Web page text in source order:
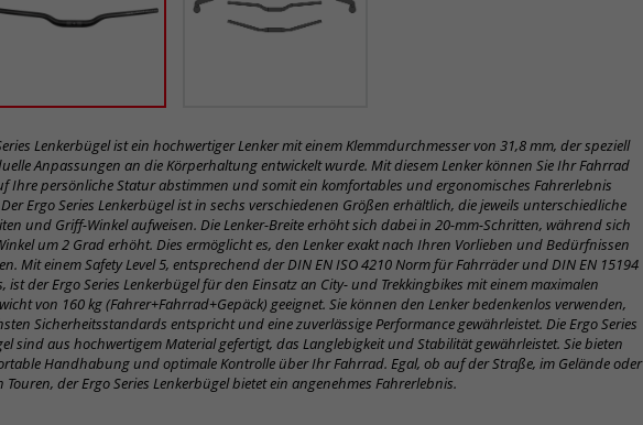
Lenkerbügel ist ein hochwertiger Lenker mit einem Klemmdurchmesser von 31,8 mm, der speziell
Anpassungen an die Körperhaltung entwickelt wurde. Mit diesem Lenker können Sie Ihr Fahrrad
Ihre persönliche Statur abstimmen und somit ein komfortables und ergonomisches Fahrerlebnis
Ergo Series Lenkerbügel ist in sechs verschiedenen Größen erhältlich, die jeweils unterschiedliche
und Griff-Winkel aufweisen. Die Lenker-Breite erhöht sich dabei in 20-mm-Schritten, während sich
um 2 Grad erhöht. Dies ermöglicht es, den Lenker exakt nach Ihren Vorlieben und Bedürfnissen
Mit einem Safety Level 5, entsprechend der DIN EN ISO 4210 Norm für Fahrräder und DIN EN 15194
ist der Ergo Series Lenkerbügel für den Einsatz an City- und Trekkingbikes mit einem maximalen
von 160 kg (Fahrer+Fahrrad+Gepäck) geeignet. Sie können den Lenker bedenkenlos verwenden,
Sicherheitsstandards entspricht und eine zuverlässige Performance gewährleistet. Die Ergo Series
sind aus hochwertigem Material gefertigt, das Langlebigkeit und Stabilität gewährleistet. Sie bieten
Handhabung und optimale Kontrolle über Ihr Fahrrad. Egal, ob auf der Straße, im Gelände oder
Touren, der Ergo Series Lenkerbügel bietet ein angenehmes Fahrerlebnis.